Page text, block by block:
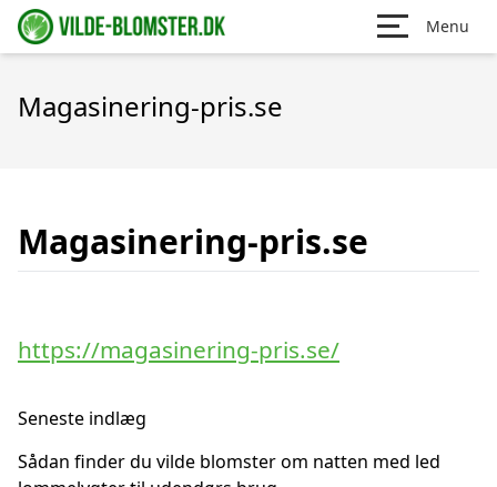
Menu
Magasinering-pris.se
Magasinering-pris.se
https://magasinering-pris.se/
Seneste indlæg
Sådan finder du vilde blomster om natten med led